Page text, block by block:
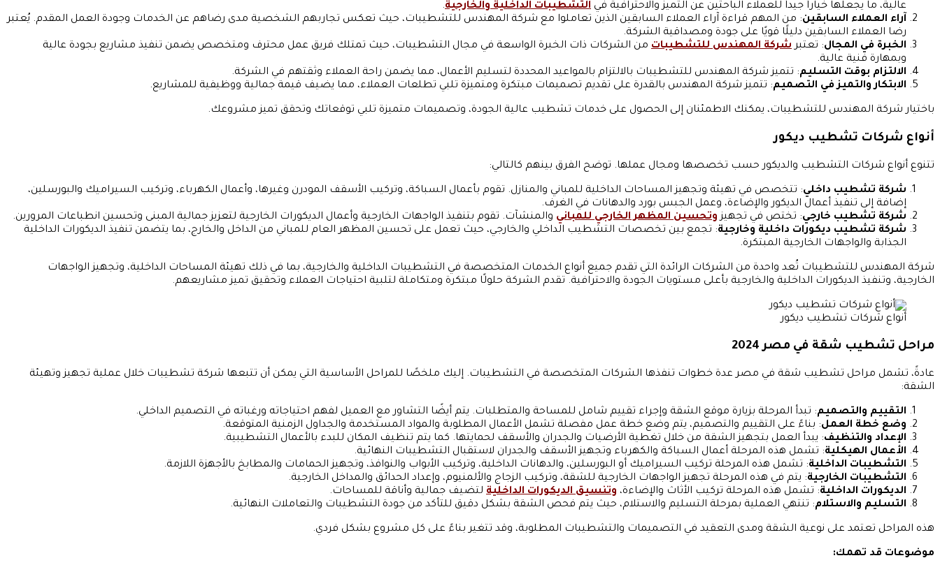
عالية، ما يجعلها خياراً جيداً للعملاء الباحثين عن التميز والاحترافية في التشطيبات الداخلية والخارجية.
آراء العملاء السابقين: من المهم قراءة آراء العملاء السابقين الذين تعاملوا مع شركة المهندس للتشطيبات، حيث تعكس تجاربهم الشخصية مدى رضاهم عن الخدمات وجودة العمل المقدم. يُعتبر
رضا العملاء السابقين دليلًا قويًا على جودة ومصداقية الشركة.
الخبرة في المجال: تعتبرشركة المهندس للتشطيبات من الشركات ذات الخبرة الواسعة في مجال التشطيبات، حيث تمتلك فريق عمل محترف ومتخصص يضمن تنفيذ مشاريع بجودة عالية
وبمهارة فنية عالية.
الالتزام بوقت التسليم: تتميز شركة المهندس للتشطيبات بالالتزام بالمواعيد المحددة لتسليم الأعمال، مما يضمن راحة العملاء وثقتهم في الشركة.
الابتكار والتميز في التصميم: تتميز شركة المهندس بالقدرة على تقديم تصميمات مبتكرة ومتميزة تلبي تطلعات العملاء، مما يضيف قيمة جمالية ووظيفية للمشاريع.
باختيار شركة المهندس للتشطيبات، يمكنك الاطمئنان إلى الحصول على خدمات تشطيب عالية الجودة، وتصميمات متميزة تلبي توقعاتك وتحقق تميز مشروعك.
أنواع شركات تشطيب ديكور
تتنوع أنواع شركات التشطيب والديكور حسب تخصصها ومجال عملها. توضح الفرق بينهم كالتالي:
شركة تشطيب داخلي: تتخصص في تهيئة وتجهيز المساحات الداخلية للمباني والمنازل. تقوم بأعمال السباكة، وتركيب الأسقف المودرن وغيرها، وأعمال الكهرباء، وتركيب السيراميك والبورسلين،
إضافة إلى تنفيذ أعمال الديكور والإضاءة، وعمل الجبس بورد والدهانات في الغرف.
شركة تشطيب خارجي: تختص في تجهيزوتحسين المظهر الخارجي للمباني والمنشآت. تقوم بتنفيذ الواجهات الخارجية وأعمال الديكورات الخارجية لتعزيز جمالية المبنى وتحسين انطباعات المرورين.
شركة تشطيب ديكورات داخلية وخارجية: تجمع بين تخصصات التشطيب الداخلي والخارجي، حيث تعمل على تحسين المظهر العام للمباني من الداخل والخارج، بما يتضمن تنفيذ الديكورات الداخلية
الجذابة والواجهات الخارجية المبتكرة.
شركة المهندس للتشطيبات تُعد واحدة من الشركات الرائدة التي تقدم جميع أنواع الخدمات المتخصصة في التشطيبات الداخلية والخارجية، بما في ذلك تهيئة المساحات الداخلية، وتجهيز الواجهات
الخارجية، وتنفيذ الديكورات الداخلية والخارجية بأعلى مستويات الجودة والاحترافية. تقدم الشركة حلولًا مبتكرة ومتكاملة لتلبية احتياجات العملاء وتحقيق تميز مشاريعهم.
أنواع شركات تشطيب ديكور
مراحل تشطيب شقة في مصر 2024
عادةً، تشمل مراحل تشطيب شقة في مصر عدة خطوات تنفذها الشركات المتخصصة في التشطيبات. إليك ملخصًا للمراحل الأساسية التي يمكن أن تتبعها شركة تشطيبات خلال عملية تجهيز وتهيئة
الشقة:
التقييم والتصميم: تبدأ المرحلة بزيارة موقع الشقة وإجراء تقييم شامل للمساحة والمتطلبات. يتم أيضًا التشاور مع العميل لفهم احتياجاته ورغباته في التصميم الداخلي.
وضع خطة العمل: بناءً على التقييم والتصميم، يتم وضع خطة عمل مفصلة تشمل الأعمال المطلوبة والمواد المستخدمة والجداول الزمنية المتوقعة.
الإعداد والتنظيف: يبدأ العمل بتجهيز الشقة من خلال تغطية الأرضيات والجدران والأسقف لحمايتها. كما يتم تنظيف المكان للبدء بالأعمال التشطيبية.
الأعمال الهيكلية: تشمل هذه المرحلة أعمال السباكة والكهرباء وتجهيز الأسقف والجدران لاستقبال التشطيبات النهائية.
التشطيبات الداخلية: تشمل هذه المرحلة تركيب السيراميك أو البورسلين، والدهانات الداخلية، وتركيب الأبواب والنوافذ، وتجهيز الحمامات والمطابخ بالأجهزة اللازمة.
التشطيبات الخارجية: يتم في هذه المرحلة تجهيز الواجهات الخارجية للشقة، وتركيب الزجاج والألمنيوم، وإعداد الحدائق والمداخل الخارجية.
الديكورات الداخلية: تشمل هذه المرحلة تركيب الأثاث والإضاءة، وتنسيق الديكورات الداخلية لتضيف جمالية وأناقة للمساحات.
التسليم والاستلام: تنتهي العملية بمرحلة التسليم والاستلام، حيث يتم فحص الشقة بشكل دقيق للتأكد من جودة التشطيبات والتعاملات النهائية.
هذه المراحل تعتمد على نوعية الشقة ومدى التعقيد في التصميمات والتشطيبات المطلوبة، وقد تتغير بناءً على كل مشروع بشكل فردي.
موضوعات قد تهمك: